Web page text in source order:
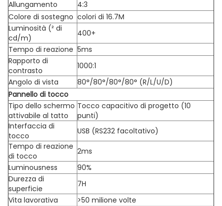
Allungamento
4:3
Colore di sostegno colori di 16.7M
Luminosità (² di
cd/m)
400+
Tempo di reazione 5ms
Rapporto di
contrasto
1000:1
Angolo di vista
80°/80°/80°/80° (R/L/U/D)
Pannello di tocco
Tipo dello schermo
attivabile al tatto
Tocco capacitivo di progetto (10
punti)
Interfaccia di
tocco
USB (RS232 facoltativo)
Tempo di reazione
di tocco
2ms
Luminousness
90%
Durezza di
superficie
7H
Vita lavorativa
>50 milione volte